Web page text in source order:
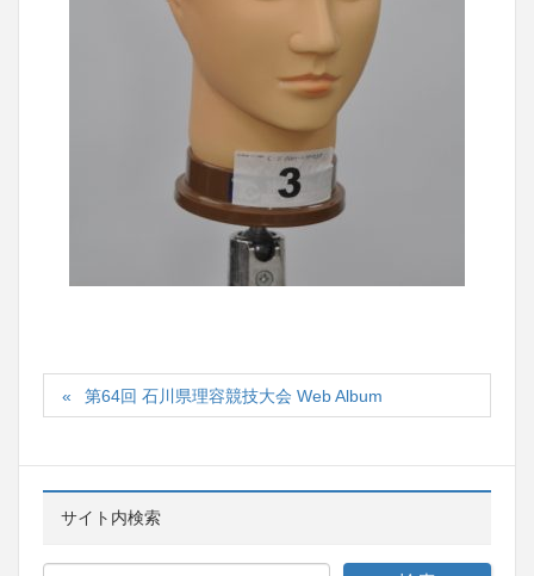
第64回 石川県理容競技大会 Web Album
サイト内検索